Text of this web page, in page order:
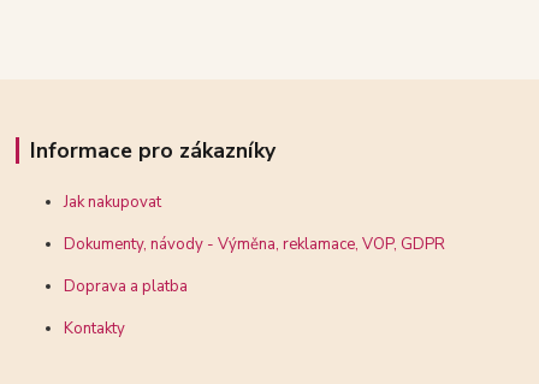
Informace pro zákazníky
Jak nakupovat
Dokumenty, návody - Výměna, reklamace, VOP, GDPR
Doprava a platba
Kontakty